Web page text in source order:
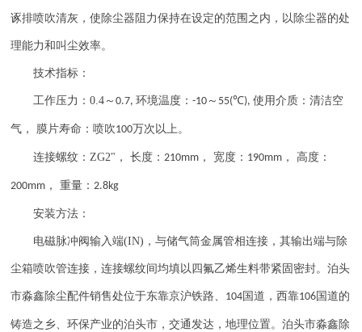
诼排喷吹清灰，使除尘器阻力保持在设定的范围之内，以除尘器的处
理能力和叫尘效率。
技术指标：
工作压力：0.4 ～0.7,环境温度：-10 ～ 55(℃),使用介质：清洁空
气， 膜片寿命：喷吹100万次以上。
连接螺纹：ZG2" ， 长度：210mm ， 宽度： 190mm ， 高度：
200mm ， 重量：2.8kg
安装方法：
电磁脉冲阀输入端(IN) ，与储气筒金属管相连接，其输出端与除
尘箱喷吹管连接，连接螺纹间均填以四氟乙烯生料带紧固密封。泊头
市淼鑫除尘配件销售处位于东靠京沪铁路、 104 国道，西靠106 国道的
铸造之乡、环保产业的泊头市，交通发达，地理位置。泊头市淼鑫除